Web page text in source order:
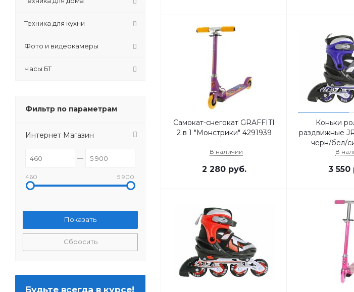
Самокат-снегокат GRAFFITI
2 в 1 "Монстрики" 4291939
В наличии
2 280руб.
Коньки
раздвижные
черн/бел/
В
3 550
Техника для кухни
Фото и видеокамеры
Часы БТ
Фильтр по параметрам
Интернет Магазин
460 5 900
Сбросить
Будьте всегда в курсе!